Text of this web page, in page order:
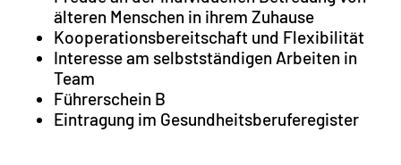
älteren Menschen in ihrem Zuhause
Kooperationsbereitschaft und Flexibilität
Interesse am selbstständigen Arbeiten in
Team
Führerschein B
Eintragung im Gesundheitsberuferegister